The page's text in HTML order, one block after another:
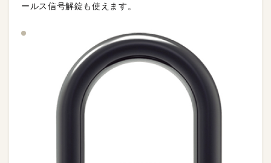
ールス信号解錠も使えます。